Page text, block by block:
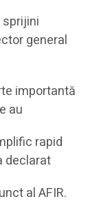
general
importantă
au
rapid
declarat
al AFIR.